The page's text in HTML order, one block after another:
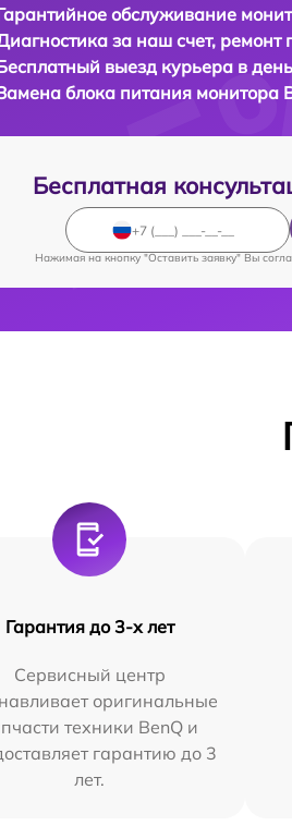
обслуживание
за наш счет, ремонт
выезд курьера в
блока питания монитора
Бесплатная
Нажимая на кнопку "Оставить заявку" Вы
Гарантия до 3-х лет
Сервисный центр
оригинальные
техники BenQ и
гарантию до 3
лет.